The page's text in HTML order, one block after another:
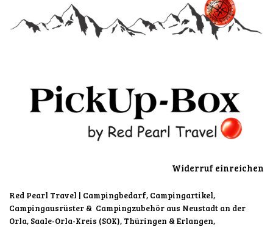
Widerruf einreichen
Red Pearl Travel | Campingbedarf, Campingartikel,
Campingausrüster & Campingzubehör aus Neustadt an der
Orla, Saale-Orla-Kreis (SOK), Thüringen & Erlangen,